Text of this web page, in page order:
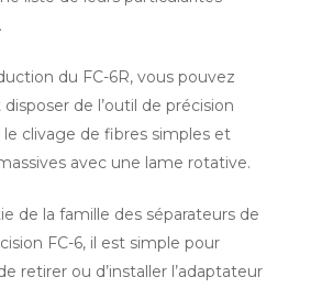
du FC-6R, vous pouvez
de l’outil de précision
clivage de fibres simples et
avec une lame rotative.
de la famille des séparateurs de
FC-6, il est simple pour
retirer ou d’installer l’adaptateur